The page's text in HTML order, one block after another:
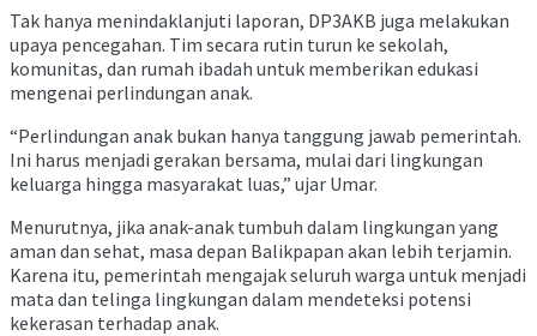
Tak hanya menindaklanjuti laporan, DP3AKB juga melakukan
upaya pencegahan. Tim secara rutin turun ke sekolah,
komunitas, dan rumah ibadah untuk memberikan edukasi
mengenai perlindungan anak.
“Perlindungan anak bukan hanya tanggung jawab pemerintah.
Ini harus menjadi gerakan bersama, mulai dari lingkungan
keluarga hingga masyarakat luas,” ujar Umar.
Menurutnya, jika anak-anak tumbuh dalam lingkungan yang
aman dan sehat, masa depan Balikpapan akan lebih terjamin.
Karena itu, pemerintah mengajak seluruh warga untuk menjadi
mata dan telinga lingkungan dalam mendeteksi potensi
kekerasan terhadap anak.